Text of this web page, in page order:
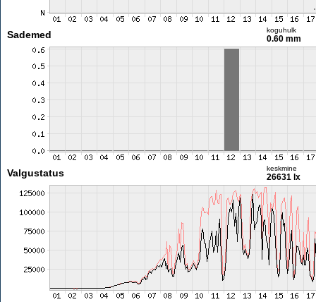
Sademed koguhulk
0.60 mm
Valgustatus keskmine
26631 lx